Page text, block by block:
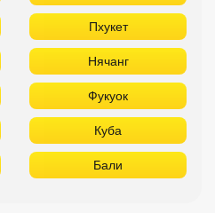
Пхукет
Нячанг
Фукуок
Куба
Бали